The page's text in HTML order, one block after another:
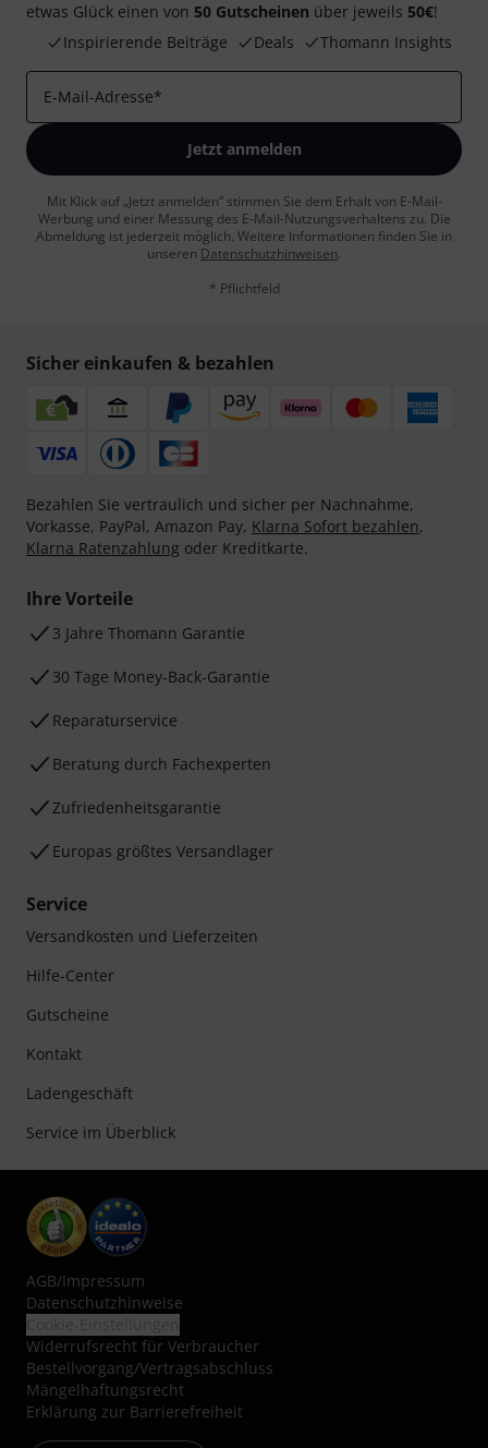
etwas Glück einen von 50 Gutscheinen über jeweils 50€!
Inspirierende Beiträge
Deals Thomann Insights
E-Mail-Adresse*
Jetzt anmelden
Mit Klick auf „Jetzt anmelden“ stimmen Sie dem Erhalt von E-Mail-
Werbung und einer Messung des E-Mail-Nutzungsverhaltens zu. Die
Abmeldung ist jederzeit möglich. Weitere Informationen finden Sie in
unseren Datenschutzhinweisen.
* Pflichtfeld
Sicher einkaufen & bezahlen
Bezahlen Sie vertraulich und sicher per Nachnahme,
Vorkasse, PayPal, Amazon Pay, Klarna Sofort bezahlen,
Klarna Ratenzahlung oder Kreditkarte.
Ihre Vorteile
3 Jahre Thomann Garantie
30 Tage Money-Back-Garantie
Reparaturservice
Beratung durch Fachexperten
Zufriedenheitsgarantie
Europas größtes Versandlager
Service
Versandkosten und Lieferzeiten
Hilfe-Center
Gutscheine
Kontakt
Ladengeschäft
Service im Überblick
AGB/Impressum
Datenschutzhinweise
Widerrufsrecht für Verbraucher
Bestellvorgang/Vertragsabschluss
Mängelhaftungsrecht
Erklärung zur Barrierefreiheit